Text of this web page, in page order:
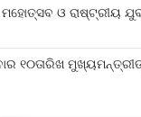
ମହୋତ୍ସବ ଓ ରାଷ୍ଟ୍ରୀୟ
୧୦ତାରିଖ